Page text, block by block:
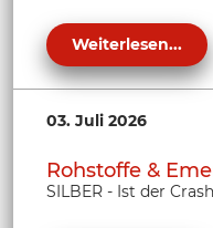
Weiterlesen...
03. Juli 2026
Rohstoffe &
SILBER - Ist der